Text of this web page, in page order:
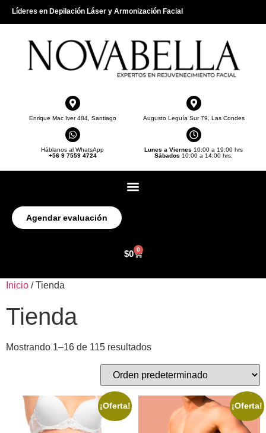
Líderes en Depilación Láser y Armonización Facial
Enrique Mac Iver 484, Santiago Augusto Leguía Sur 79, Las Condes
Háblanos al WhatsApp
+56 9 7559 4724
Lunes a Viernes 10:00 a 19:00 hrs
Sábados 10:00 a 14:00 hrs.
Agendar evaluación
$0 0
Inicio / Tienda
Tienda
Mostrando 1–16 de 115 resultados
¡Oferta! ¡Oferta!